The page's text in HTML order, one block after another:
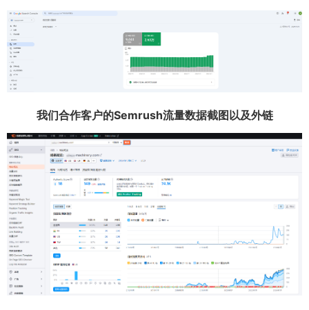
我们合作客户的Semrush流量数据截图以及外链